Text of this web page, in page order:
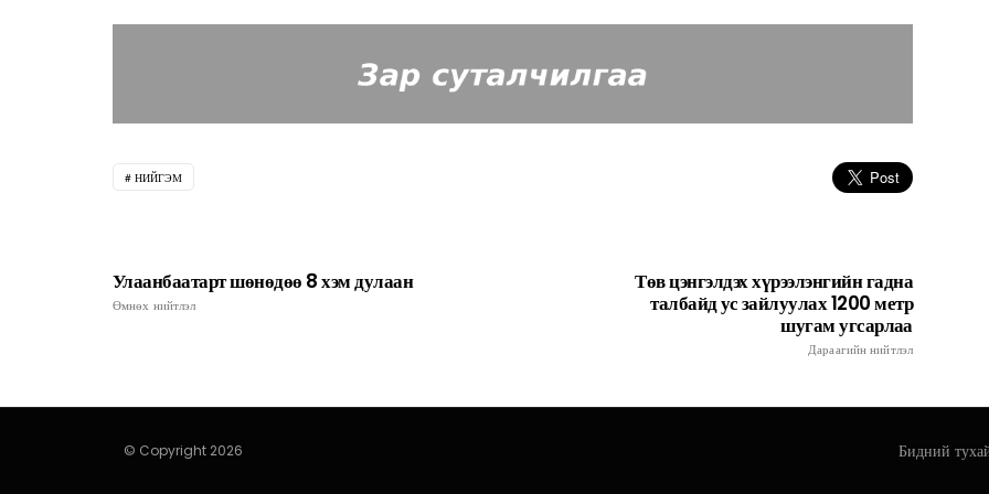
НИЙГЭМ
Улаанбаатарт шөнөдөө 8 хэм дулаан
Өмнөх нийтлэл
Төв цэнгэлдэх хүрээлэнгийн гадна
талбайд ус зайлуулах 1200 метр
шугам угсарлаа
Дараагийн нийтлэл
© Copyright 2026 Бидний